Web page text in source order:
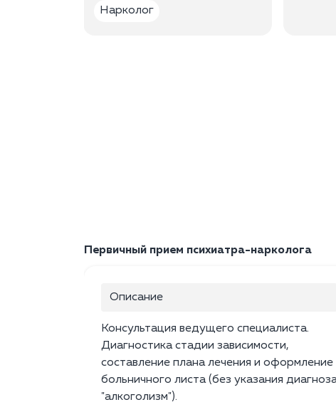
Нарколог
Первичный прием психиатра-нарколога
Описание
Консультация ведущего специалиста.
Диагностика стадии зависимости,
составление плана лечения и оформление
больничного листа (без указания
"алкоголизм").